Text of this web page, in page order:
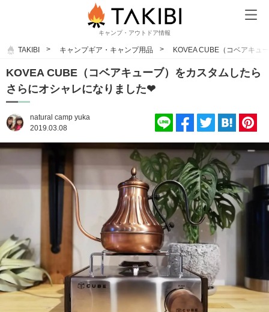
キャンプ・アウトドア情報
TAKIBI キャンプギア・キャンプ用品 KOVEA CUBE（コベアキュ
KOVEA CUBE（コベアキューブ）をカスタムしたら
さらにオシャレになりました❤
natural camp yuka
2019.03.08